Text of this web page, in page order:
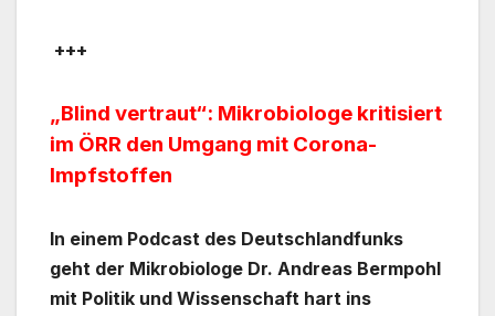
+++
„Blind vertraut“: Mikrobiologe kritisiert
im ÖRR den Umgang mit Corona-
Impfstoffen
In einem Podcast des Deutschlandfunks
geht der Mikrobiologe Dr. Andreas Bermpohl
mit Politik und Wissenschaft hart ins